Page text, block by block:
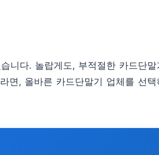
니다. 놀랍게도, 부적절한 카드단
, 올바른 카드단말기 업체를 선